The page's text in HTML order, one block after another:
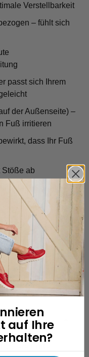
Verstellbarkeit
– fühlt sich
passt sich Ihrem
der Außenseite) –
Fuß irritieren
dass Ihr Fuß
Stöße ab
für Ihre Ferse) –
einschneidet
verhindert, dass
– höchste
hergestellt in
vollere Füße
auf Ihre